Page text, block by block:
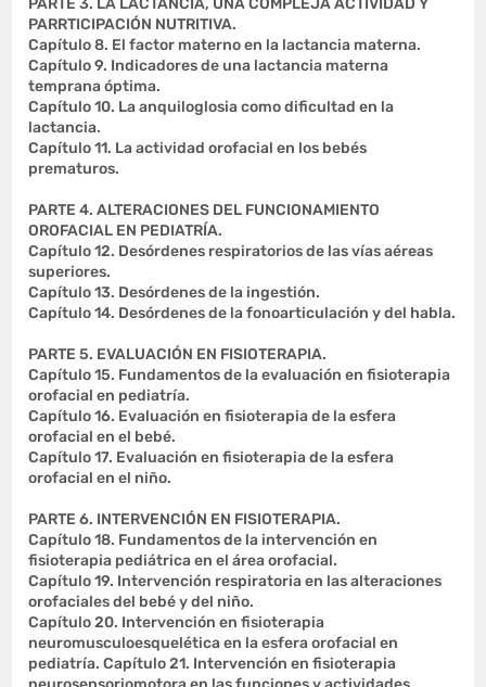
PARRTICIPACIÓN NUTRITIVA.
Capítulo 8. El factor materno en la lactancia materna.
Capítulo 9. Indicadores de una lactancia materna
temprana óptima.
Capítulo 10. La anquiloglosia como dificultad en la
lactancia.
Capítulo 11. La actividad orofacial en los bebés
prematuros.
PARTE 4. ALTERACIONES DEL FUNCIONAMIENTO
OROFACIAL EN PEDIATRÍA.
Capítulo 12. Desórdenes respiratorios de las vías aéreas
superiores.
Capítulo 13. Desórdenes de la ingestión.
Capítulo 14. Desórdenes de la fonoarticulación y del habla.
PARTE 5. EVALUACIÓN EN FISIOTERAPIA.
Capítulo 15. Fundamentos de la evaluación en fisioterapia
orofacial en pediatría.
Capítulo 16. Evaluación en fisioterapia de la esfera
orofacial en el bebé.
Capítulo 17. Evaluación en fisioterapia de la esfera
orofacial en el niño.
PARTE 6. INTERVENCIÓN EN FISIOTERAPIA.
Capítulo 18. Fundamentos de la intervención en
fisioterapia pediátrica en el área orofacial.
Capítulo 19. Intervención respiratoria en las alteraciones
orofaciales del bebé y del niño.
Capítulo 20. Intervención en fisioterapia
neuromusculoesquelética en la esfera orofacial en
pediatría. Capítulo 21. Intervención en fisioterapia